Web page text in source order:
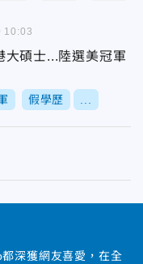
大碩士...陸選美冠軍
假學歷
10:03
深獲網友喜愛，在全